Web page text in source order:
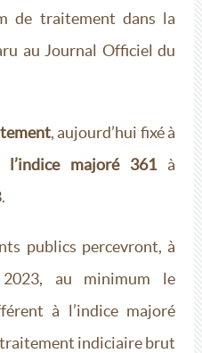
de traitement dans la
au Journal Officiel du
, aujourd’hui fixé à
l’indice majoré 361à
publics percevront, à
au minimum le
à l’indice majoré
indiciaire brut